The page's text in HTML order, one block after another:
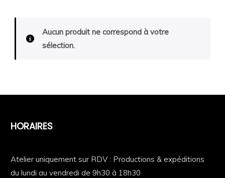
Aucun produit ne correspond à votre
sélection.
HORAIRES
Atelier uniquement sur RDV : Productions & expéditions
du lundi au vendredi de 9h30 à 18h30